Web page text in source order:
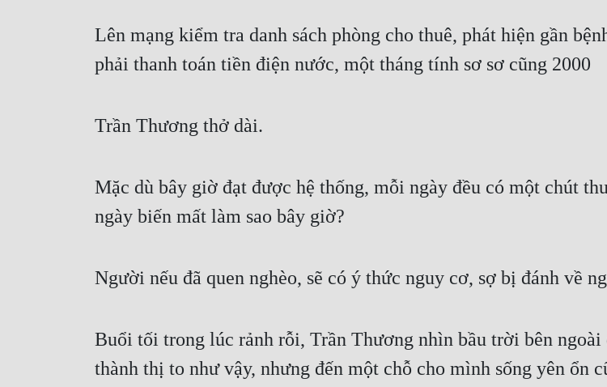
Lên mạng kiểm tra danh sách phòng cho thuê, phát hiện gần
phải thanh toán tiền điện nước, một tháng tính sơ sơ cũng 2000
Trần Thương thở dài.
Mặc dù bây giờ đạt được hệ thống, mỗi ngày đều có một chút
ngày biến mất làm sao bây giờ?
Người nếu đã quen nghèo, sẽ có ý thức nguy cơ, sợ bị đánh về
Buổi tối trong lúc rảnh rỗi, Trần Thương nhìn bầu trời bên
thành thị to như vậy, nhưng đến một chỗ cho mình sống yên ổn